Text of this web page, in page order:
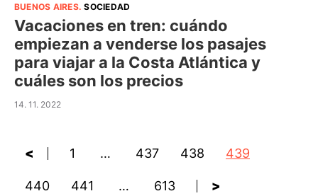
BUENOS AIRES.SOCIEDAD
Vacaciones en tren: cuándo
empiezan a venderse los pasajes
para viajar a la Costa Atlántica y
cuáles son los precios
14. 11. 2022
< 1 … 437 438 439
440 441 … 613 >